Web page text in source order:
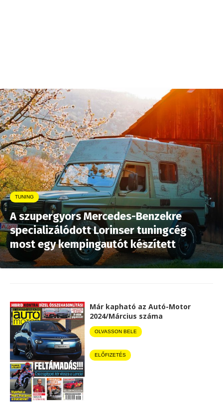
TUNING
A szupergyors Mercedes-Benzekre
specializálódott Lorinser tuningcég
most egy kempingautót készített
Már kapható az Autó-Motor
2024/Március száma
OLVASSON BELE
ELŐFIZETÉS